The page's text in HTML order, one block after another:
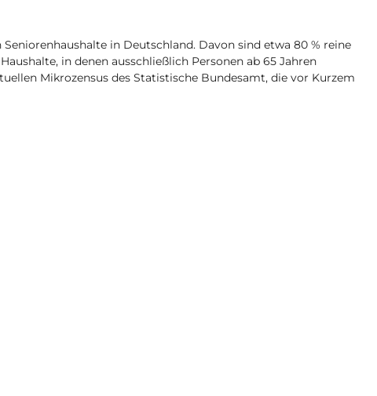
Seniorenhaushalte in Deutschland. Davon sind etwa 80 % reine
in denen ausschließlich Personen ab 65 Jahren
Mikrozensus des Statistische Bundesamt, die vor Kurzem